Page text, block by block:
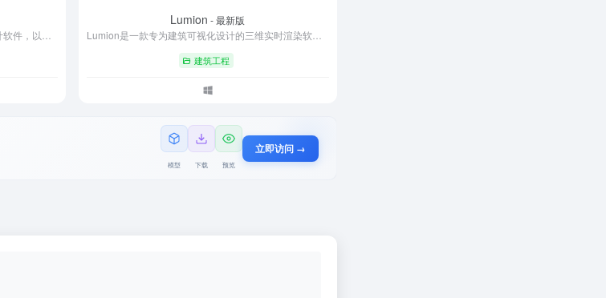
Lumion - 最新版
建筑工程
模型 下载 预览
立即访问 →